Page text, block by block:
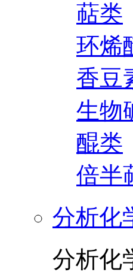
萜类
环烯
香豆
生物
醌类
倍半
分析化
分析化